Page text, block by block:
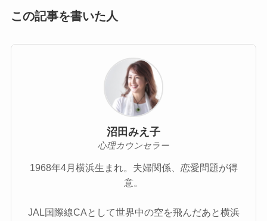
この記事を書いた人
沼田みえ子
心理カウンセラー
1968年4月横浜生まれ。夫婦関係、恋愛問題が得
意。
JAL国際線CAとして世界中の空を飛んだあと横浜